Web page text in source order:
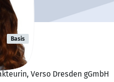
Basis
🔎
Verso Dresden gGmbH